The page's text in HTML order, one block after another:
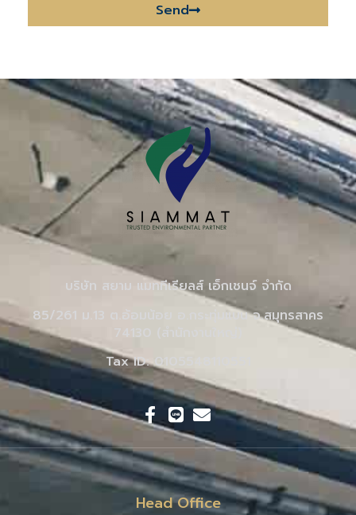
Send
บริษัท สยาม แมททีเรียลส์ เอ็กเชนจ์ จำกัด
85/261 ม.13 ต.อ้อมน้อย อ.กระทุ่มแบน จ.สมุทรสาคร
74130 (สำนักงานใหญ่)
Tax ID: 0105548110551
Head Office